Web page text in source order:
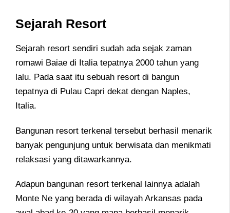
Sejarah Resort
Sejarah resort sendiri sudah ada sejak zaman
romawi Baiae di Italia tepatnya 2000 tahun yang
lalu. Pada saat itu sebuah resort di bangun
tepatnya di Pulau Capri dekat dengan Naples,
Italia.
Bangunan resort terkenal tersebut berhasil menarik
banyak pengunjung untuk berwisata dan menikmati
relaksasi yang ditawarkannya.
Adapun bangunan resort terkenal lainnya adalah
Monte Ne yang berada di wilayah Arkansas pada